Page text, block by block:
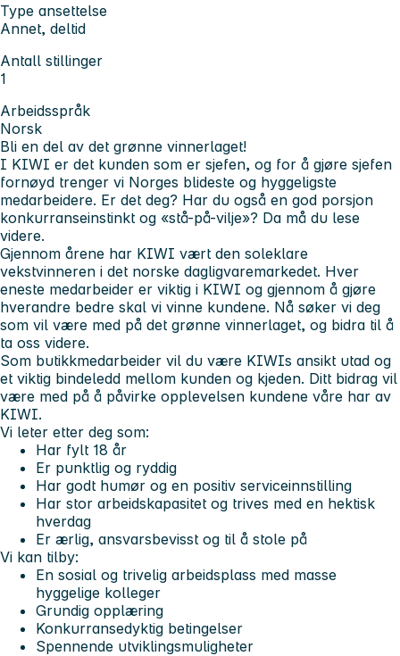
Type ansettelse
Annet, deltid
Antall stillinger
1
Arbeidsspråk
Norsk
Bli en del av det grønne vinnerlaget!
I KIWI er det kunden som er sjefen, og for å gjøre sjefen
fornøyd trenger vi Norges blideste og hyggeligste
medarbeidere. Er det deg? Har du også en god porsjon
konkurranseinstinkt og «stå-på-vilje»? Da må du lese
videre.
Gjennom årene har KIWI vært den soleklare
vekstvinneren i det norske dagligvaremarkedet. Hver
eneste medarbeider er viktig i KIWI og gjennom å gjøre
hverandre bedre skal vi vinne kundene. Nå søker vi deg
som vil være med på det grønne vinnerlaget, og bidra til å
ta oss videre.
Som butikkmedarbeider vil du være KIWIs ansikt utad og
et viktig bindeledd mellom kunden og kjeden. Ditt bidrag vil
være med på å påvirke opplevelsen kundene våre har av
KIWI.
Vi leter etter deg som:
Har fylt 18 år
Er punktlig og ryddig
Har godt humør og en positiv serviceinnstilling
Har stor arbeidskapasitet og trives med en hektisk
hverdag
Er ærlig, ansvarsbevisst og til å stole på
Vi kan tilby:
En sosial og trivelig arbeidsplass med masse
hyggelige kolleger
Grundig opplæring
Konkurransedyktig betingelser
Spennende utviklingsmuligheter